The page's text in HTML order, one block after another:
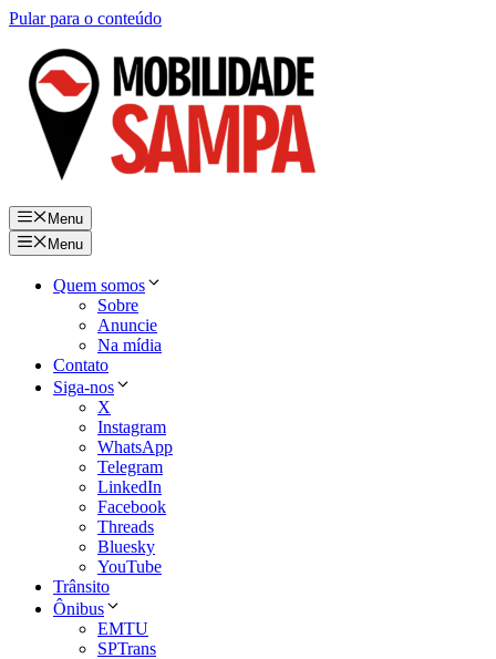
Pular para o conteúdo
Menu
Menu
Quem somos
Sobre
Anuncie
Na mídia
Contato
Siga-nos
X
Instagram
WhatsApp
Telegram
LinkedIn
Facebook
Threads
Bluesky
YouTube
Trânsito
Ônibus
EMTU
SPTrans